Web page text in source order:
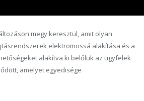
megy keresztül, amit olyan
elektromossá alakítása és a
alakítva ki belőlük az ügyfelek
amelyet egyedisége